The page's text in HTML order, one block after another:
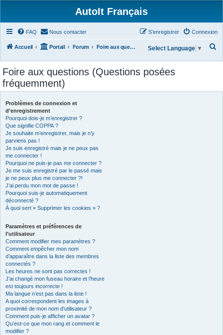
AutoIt Français
FAQ Nous contacter Connexion
S’enregistrer
Accueil Portail Forum Foire aux questions (Questions posées fréquemment) Select Language ▼
Foire aux questions (Questions posées
fréquemment)
Problèmes de connexion et
d’enregistrement
Pourquoi dois-je m’enregistrer ?
Que signifie COPPA ?
Je souhaite m’enregistrer, mais je n’y
parviens pas !
Je suis enregistré mais je ne peux pas
me connecter !
Pourquoi ne puis-je pas me connecter ?
Je me suis enregistré par le passé mais
je ne peux plus me connecter ?!
J’ai perdu mon mot de passe !
Pourquoi suis-je automatiquement
déconnecté ?
À quoi sert « Supprimer les cookies » ?
Paramètres et préférences de
l’utilisateur
Comment modifier mes paramètres ?
Comment empêcher mon nom
d’apparaître dans la liste des membres
connectés ?
Les heures ne sont pas correctes !
J’ai changé mon fuseau horaire et l’heure
est toujours incorrecte !
Ma langue n’est pas dans la liste !
A quoi correspondent les images à
proximité de mon nom d’utilisateur ?
Comment puis-je afficher un avatar ?
Qu’est-ce que mon rang et comment le
modifier ?